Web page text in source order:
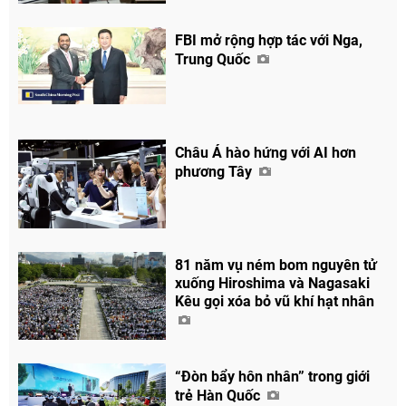
FBI mở rộng hợp tác với Nga,
Trung Quốc
Châu Á hào hứng với AI hơn
phương Tây
81 năm vụ ném bom nguyên tử
xuống Hiroshima và Nagasaki
Kêu gọi xóa bỏ vũ khí hạt nhân
“Đòn bẩy hôn nhân” trong giới
trẻ Hàn Quốc